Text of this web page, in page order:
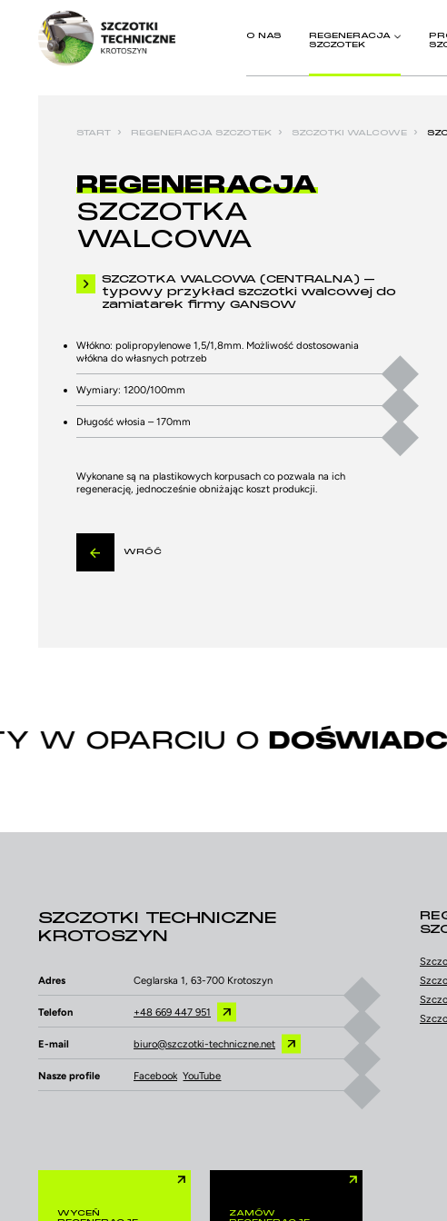
O NAS
REGENERACJA
SZCZOTEK
START › REGENERACJA SZCZOTEK › SZCZOTKI WALCOWE ›
REGENERACJA
SZCZOTKA
WALCOWA
SZCZOTKA WALCOWA (CENTRALNA) –
typowy przykład szczotki walcowej do
zamiatarek firmy GANSOW
Włókno: polipropylenowe 1,5/1,8mm. Możliwość dostosowania
włókna do własnych potrzeb
Wymiary: 1200/100mm
Długość włosia – 170mm
Wykonane są na plastikowych korpusach co pozwala na ich
regenerację, jednocześnie obniżając koszt produkcji.
WRÓĆ
W OPARCIU O
SZCZOTKI TECHNICZNE
KROTOSZYN
Adres Ceglarska 1, 63-700 Krotoszyn
Telefon +48 669 447 951
E-mail biuro@szczotki-techniczne.net
Nasze profile Facebook YouTube
WYCEŃ
ZAMÓW